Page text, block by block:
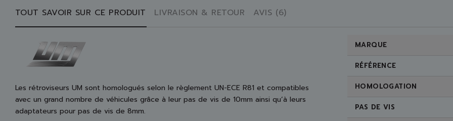
TOUT SAVOIR SUR CE PRODUIT LIVRAISON & RETOUR AVIS (6)
Les rétroviseurs UM sont homologués selon le règlement UN-ECE R81 et compatibles
avec un grand nombre de véhicules grâce à leur pas de vis de 10mm ainsi qu’à leurs
adaptateurs pour pas de vis de 8mm.
MARQUE
RÉFÉRENCE
HOMOLOGATION
PAS DE VIS